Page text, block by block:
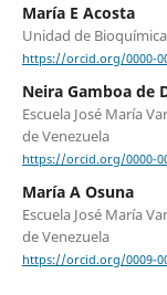
María E Acosta
Unidad de
https://orcid.org/0000-
Neira Gamboa de
Escuela José María
de Venezuela
https://orcid.org/0000-
María A Osuna
Escuela José María
de Venezuela
https://orcid.org/0009-